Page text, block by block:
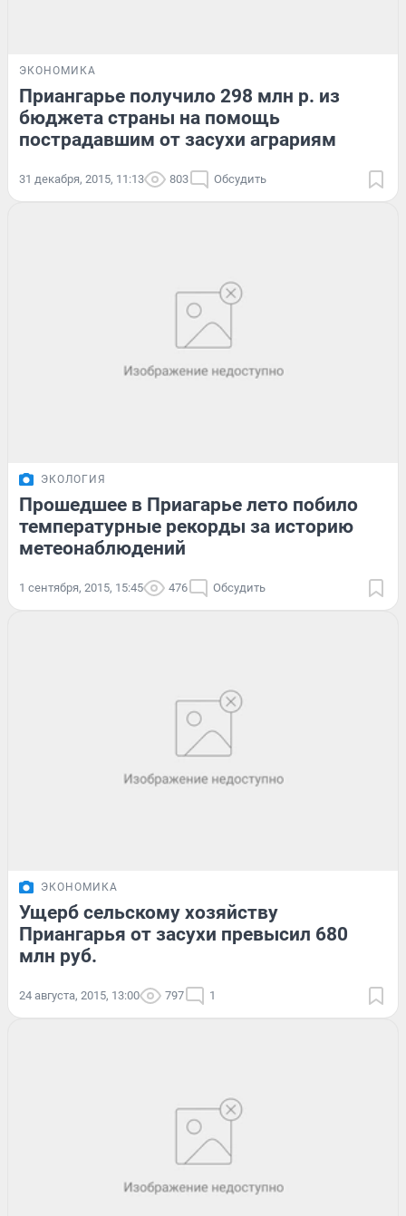
ЭКОНОМИКА
Приангарье получило 298 млн р. из
бюджета страны на помощь
пострадавшим от засухи аграриям
31 декабря, 2015, 11:13 803 Обсудить
ЭКОЛОГИЯ
Прошедшее в Приагарье лето побило
температурные рекорды за историю
метеонаблюдений
1 сентября, 2015, 15:45 476 Обсудить
ЭКОНОМИКА
Ущерб сельскому хозяйству
Приангарья от засухи превысил 680
млн руб.
24 августа, 2015, 13:00 797 1